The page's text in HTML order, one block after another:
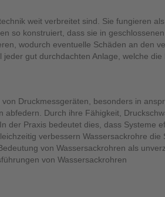
weit verbreitet sind. Sie fungieren
so konstruiert, dass sie in
wodurch eventuelle Schäden an den
gut durchdachten Anlage, welche
Druckmessgeräten, besonders in
Durch ihre Fähigkeit,
Praxis bedeutet dies, dass Systeme
verbessern Wassersackrohre
von Wassersackrohren als
von Wassersackrohren